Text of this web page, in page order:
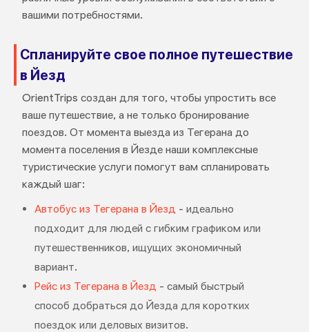
вашими потребностями.
Спланируйте свое полное путешествие
в Йезд
OrientTrips создан для того, чтобы упростить все
ваше путешествие, а не только бронирование
поездов. От момента выезда из Тегерана до
момента поселения в Йезде наши комплексные
туристические услуги помогут вам спланировать
каждый шаг:
Автобус из Тегерана в Йезд - идеально
подходит для людей с гибким графиком или
путешественников, ищущих экономичный
вариант.
Рейс из Тегерана в Йезд - самый быстрый
способ добраться до Йезда для коротких
поездок или деловых визитов.